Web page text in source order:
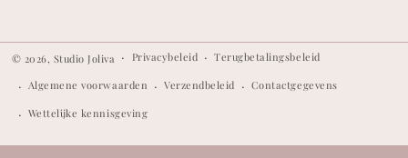
© 2026, Studio Joliva Privacybeleid Terugbetalingsbeleid
Algemene voorwaarden Verzendbeleid Contactgegevens
Wettelijke kennisgeving